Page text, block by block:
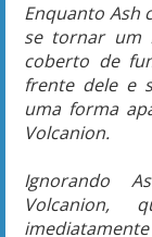
Enquanto Ash
se tornar um
coberto de
frente dele e
uma forma
Volcanion.
Ignorando
Volcanion,